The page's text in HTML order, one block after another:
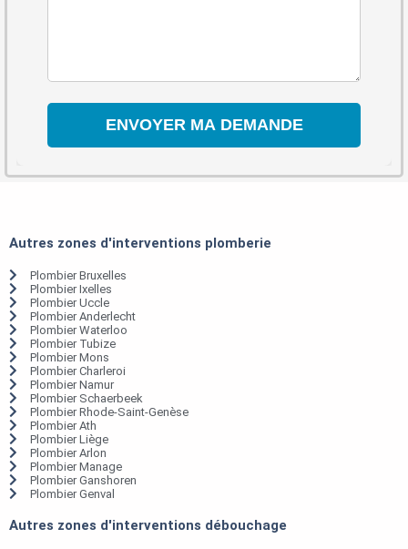
Autres zones d'interventions plomberie
Plombier Bruxelles
Plombier Ixelles
Plombier Uccle
Plombier Anderlecht
Plombier Waterloo
Plombier Tubize
Plombier Mons
Plombier Charleroi
Plombier Namur
Plombier Schaerbeek
Plombier Rhode-Saint-Genèse
Plombier Ath
Plombier Liège
Plombier Arlon
Plombier Manage
Plombier Ganshoren
Plombier Genval
Autres zones d'interventions débouchage